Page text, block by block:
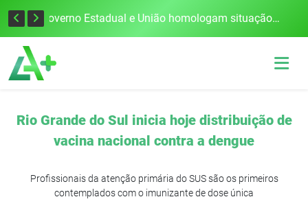
Defesa Civil alerta para risco de tornado e tempestades severas no RS entre esta quinta e sexta-feira Governo Estadual e União homologam situação de emergência em Frederico Westphalen após vendaval
Rio Grande do Sul inicia hoje distribuição de
vacina nacional contra a dengue
Profissionais da atenção primária do SUS são os primeiros
contemplados com o imunizante de dose única